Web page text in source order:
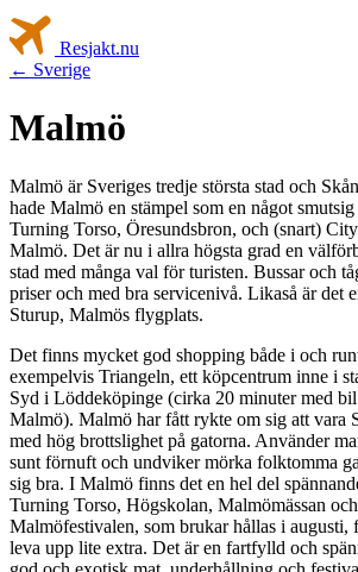
Resjakt.nu
← Sverige
Malmö
Malmö är Sveriges tredje största stad och
hade Malmö en stämpel som en något
Turning Torso, Öresundsbron, och (snart)
Malmö. Det är nu i allra högsta grad en
stad med många val för turisten. Bussar och
priser och med bra servicenivå. Likaså är det
Sturup, Malmös flygplats.
Det finns mycket god shopping både i och
exempelvis Triangeln, ett köpcentrum inne i
Syd i Löddeköpinge (cirka 20 minuter med
Malmö). Malmö har fått rykte om sig att vara
med hög brottslighet på gatorna. Använder
sunt förnuft och undviker mörka folktomma
sig bra. I Malmö finns det en hel del
Turning Torso, Högskolan, Malmömässan
Malmöfestivalen, som brukar hållas i augusti,
leva upp lite extra. Det är en fartfylld och